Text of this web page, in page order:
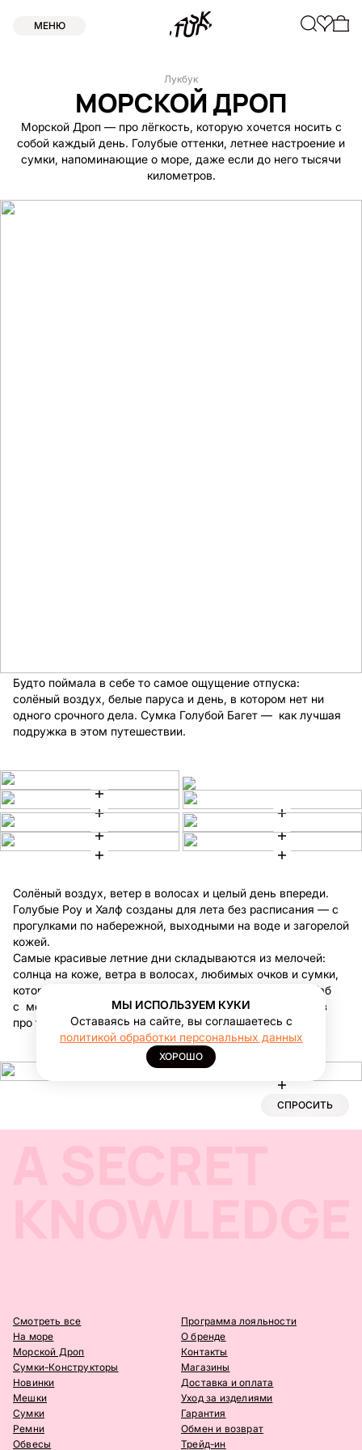
МЕНЮ
Лукбук
МОРСКОЙ ДРОП
Морской Дроп — про лёгкость, которую хочется носить с
собой каждый день. Голубые оттенки, летнее настроение и
сумки, напоминающие о море, даже если до него тысячи
километров.
Будто поймала в себе то самое ощущение отпуска:
солёный воздух, белые паруса и день, в котором нет ни
одного срочного дела. Сумка Голубой Багет — как лучшая
подружка в этом путешествии.
Солёный воздух, ветер в волосах и целый день впереди.
Голубые Роу и Халф созданы для лета без расписания — с
прогулками по набережной, выходными на воде и загорелой
кожей.
Самые красивые летние дни складываются из мелочей:
солнца на коже, ветра в волосах, любимых очков и сумки,
которую хочется брать с собой каждый день. Глэсси Таб
с мешком в горошек и новый чехол для очков — как раз
про такое настроение.
МЫ ИСПОЛЬЗУЕМ КУКИ
Оставаясь на сайте, вы соглашаетесь с
политикой обработки персональных данных
ХОРОШО
Смотреть все
На море
Морской Дроп
Сумки-Конструкторы
Новинки
Мешки
Сумки
Ремни
Обвесы
Программа лояльности
О бренде
Контакты
Магазины
Доставка и оплата
Уход за изделиями
Гарантия
Обмен и возврат
Трейд-ин